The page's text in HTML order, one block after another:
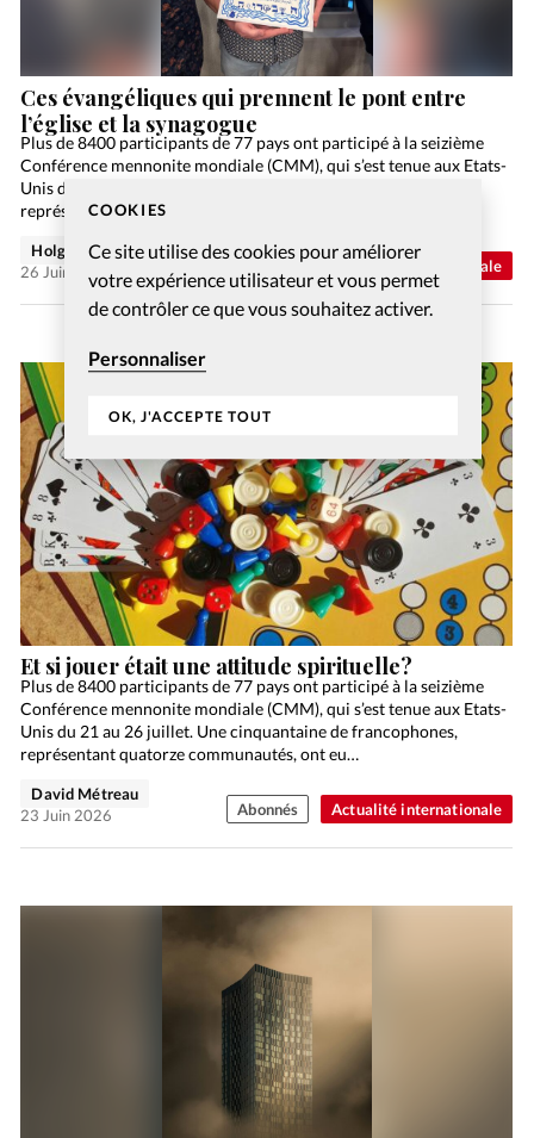
COOKIES
Ce site utilise des cookies pour améliorer
votre expérience utilisateur et vous permet
de contrôler ce que vous souhaitez activer.
Personnaliser
OK, J'ACCEPTE TOUT
Actualité internationale
Ces évangéliques qui prennent le pont entre
l’église et la synagogue
Plus de 8400 participants de 77 pays ont participé à la seizième
Conférence mennonite mondiale (CMM), qui s’est tenue aux Etats-
Unis du 21 au 26 juillet. Une cinquantaine de francophones,
représentant quatorze communautés, ont eu…
Holger Wetjen
26 Juin 2026
Actualité internationale
Et si jouer était une attitude spirituelle?
Plus de 8400 participants de 77 pays ont participé à la seizième
Conférence mennonite mondiale (CMM), qui s’est tenue aux Etats-
Unis du 21 au 26 juillet. Une cinquantaine de francophones,
représentant quatorze communautés, ont eu…
David Métreau
23 Juin 2026
Abonnés